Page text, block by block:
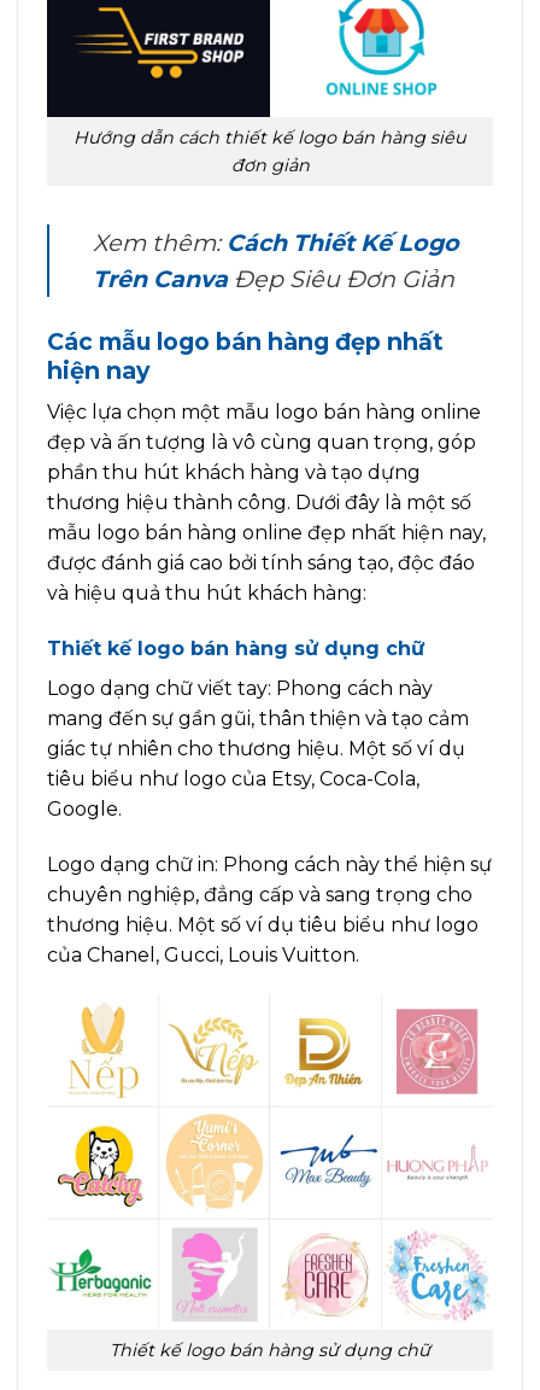
Hướng dẫn cách thiết kế logo bán hàng siêu
đơn giản
Xem thêm: Cách Thiết Kế Logo
Trên CanvaĐẹp Siêu Đơn Giản
Các mẫu logo bán hàng đẹp nhất
hiện nay
Việc lựa chọn một mẫu logo bán hàng online
đẹp và ấn tượng là vô cùng quan trọng, góp
phần thu hút khách hàng và tạo dựng
thương hiệu thành công. Dưới đây là một số
mẫu logo bán hàng online đẹp nhất hiện nay,
được đánh giá cao bởi tính sáng tạo, độc đáo
và hiệu quả thu hút khách hàng:
Thiết kế logo bán hàng sử dụng chữ
Logo dạng chữ viết tay: Phong cách này
mang đến sự gần gũi, thân thiện và tạo cảm
giác tự nhiên cho thương hiệu. Một số ví dụ
tiêu biểu như logo của Etsy, Coca-Cola,
Google.
Logo dạng chữ in: Phong cách này thể hiện sự
chuyên nghiệp, đẳng cấp và sang trọng cho
thương hiệu. Một số ví dụ tiêu biểu như logo
của Chanel, Gucci, Louis Vuitton.
Thiết kế logo bán hàng sử dụng chữ